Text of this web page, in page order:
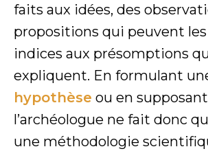
faits aux idées, des
propositions qui peuvent
indices aux présomptions
expliquent. En formulant
hypothèse ou en
l’archéologue ne fait donc
une méthodologie